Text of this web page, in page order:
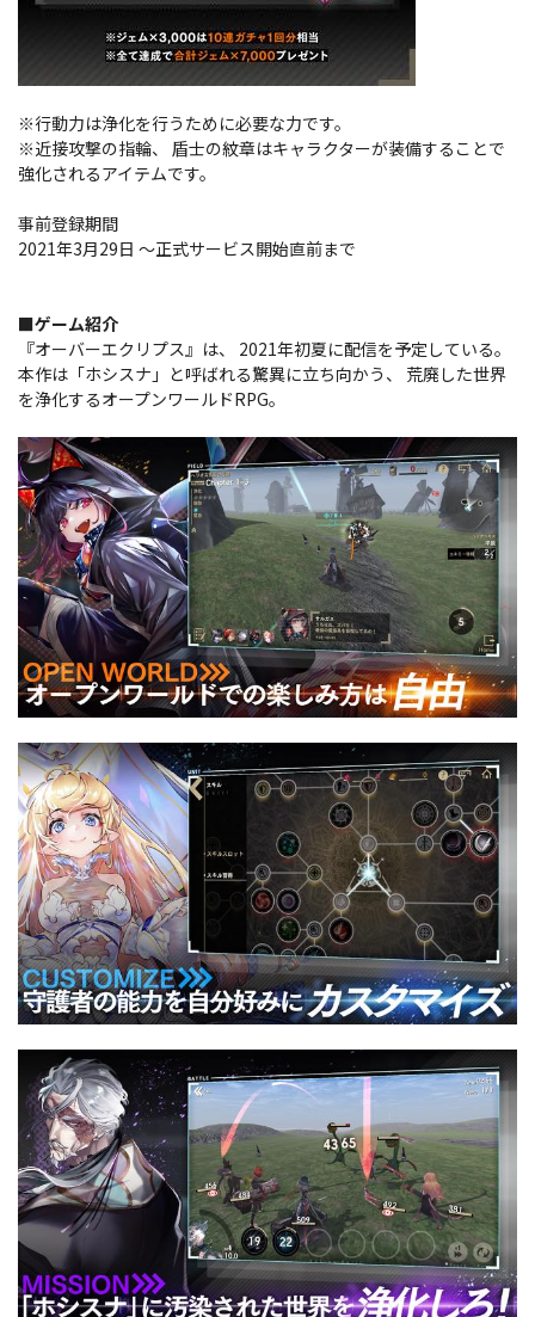
※行動力は浄化を行うために必要な力です。
※近接攻撃の指輪、 盾士の紋章はキャラクターが装備することで
強化されるアイテムです。
事前登録期間
2021年3月29日 ～正式サービス開始直前まで
■ゲーム紹介
『オーバーエクリプス』は、 2021年初夏に配信を予定している。
本作は「ホシスナ」と呼ばれる驚異に立ち向かう、 荒廃した世界
を浄化するオープンワールドRPG。